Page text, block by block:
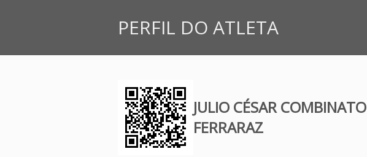
PERFIL DO ATLETA
JULIO CÉSAR COMBINATO
FERRARAZ